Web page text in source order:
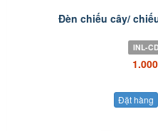
Đèn chiếu cây/
INL-
Đặt hàng